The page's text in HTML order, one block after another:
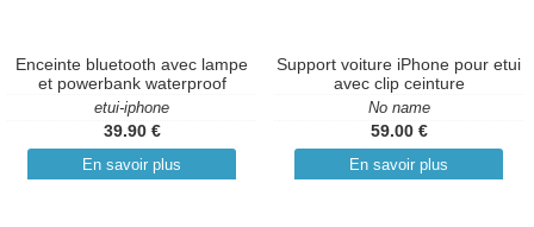
Enceinte bluetooth avec lampe
et powerbank waterproof
etui-iphone
39.90 €
En savoir plus
Support voiture iPhone pour etui
avec clip ceinture
No name
59.00 €
En savoir plus